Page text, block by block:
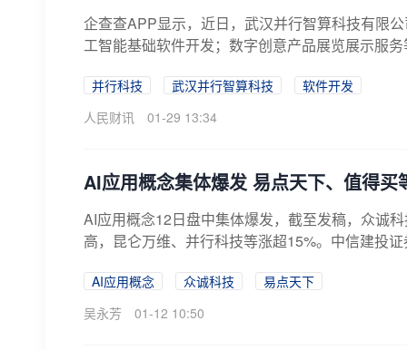
企查查APP显示，近日，武汉并行智算科技有限
工智能基础软件开发；数字创意产品展览展示服
并行科技 武汉并行智算科技
软件开发
人民财讯
01-29 13:34
AI应用概念集体爆发 易点天下、值得买
AI应用概念12日盘中集体爆发，截至发稿，众诚
高，昆仑万维、并行科技等涨超15%。中信建投
AI应用概念 众诚科技
易点天下
吴永芳
01-12 10:50